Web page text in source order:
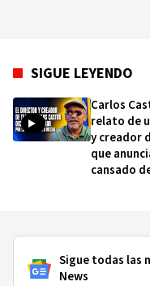
SIGUE LEYENDO
Carlos
relato de
y creador
que
cansado
Sigue todas las
News